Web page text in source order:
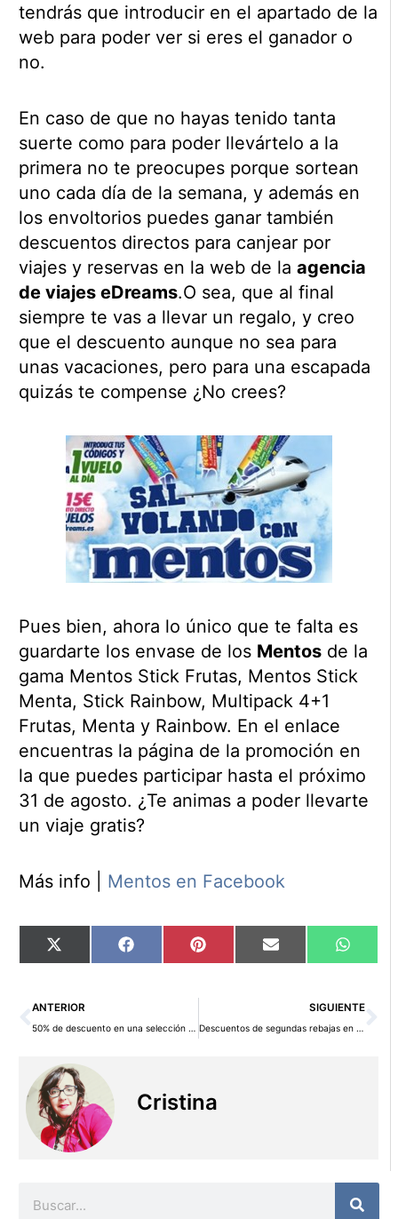
tendrás que introducir en el apartado de la
web para poder ver si eres el ganador o
no.
En caso de que no hayas tenido tanta
suerte como para poder llevártelo a la
primera no te preocupes porque sortean
uno cada día de la semana, y además en
los envoltorios puedes ganar también
descuentos directos para canjear por
viajes y reservas en la web de la agencia
de viajes eDreams.O sea, que al final
siempre te vas a llevar un regalo, y creo
que el descuento aunque no sea para
unas vacaciones, pero para una escapada
quizás te compense ¿No crees?
Pues bien, ahora lo único que te falta es
guardarte los envase de los Mentosde la
gama Mentos Stick Frutas, Mentos Stick
Menta, Stick Rainbow, Multipack 4+1
Frutas, Menta y Rainbow. En el enlace
encuentras la página de la promoción en
la que puedes participar hasta el próximo
31 de agosto. ¿Te animas a poder llevarte
un viaje gratis?
Más info | Mentos en Facebook
Compartir
en
X
(Twitter)
Compartir
en
Facebook Compartir
en
Pinterest Compartir
en
Email
en
Ant
ANTERIOR
50% de descuento en una selección de videojuegos en Juguetilandia
SIGUIENTE
Descuentos de segundas rebajas en Kiabi
Cristina